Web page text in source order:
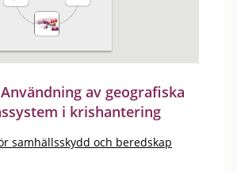
av geografiska
i krishantering
samhällsskydd och beredskap